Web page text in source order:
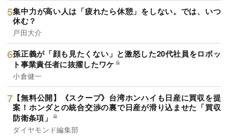
集中力が高い人は「疲れたら休憩」をしない。では、いつ
休む？
戸田大介
孫正義が「顔も見たくない」と激怒した20代社員をロボッ
ト事業責任者に抜擢したワケ
小倉健一
【無料公開】《スクープ》台湾ホンハイも日産に買収を提
案！ホンダとの統合交渉の裏で日産が滑り込ませた「買収
防衛条項」
ダイヤモンド編集部